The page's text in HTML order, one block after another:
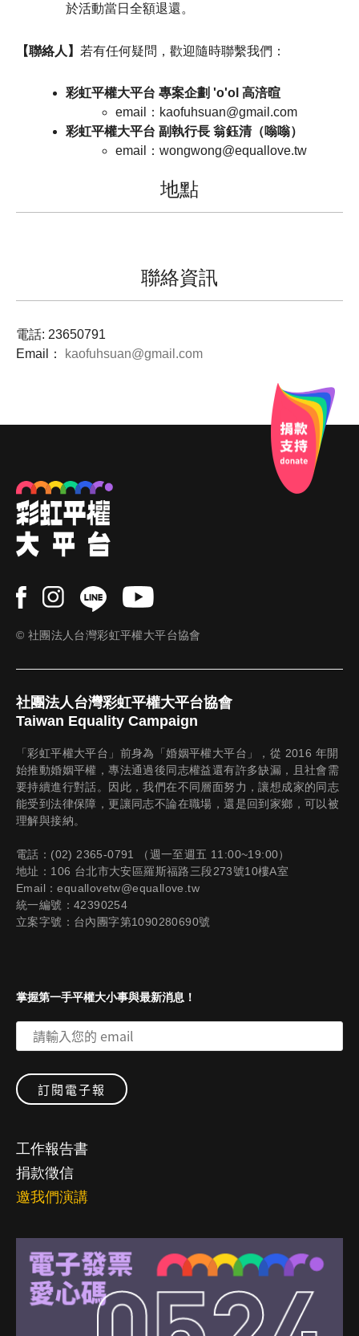
於活動當日全額退還。
【聯絡人】 若有任何疑問，歡迎隨時聯繫我們：
彩虹平權大平台 專案企劃 'o'ol 高涪暄
email：kaofuhsuan@gmail.com
彩虹平權大平台 副執行長 翁鈺清（嗡嗡）
email：wongwong@equallove.tw
地點
聯絡資訊
電話: 23650791
Email：
kaofuhsuan@gmail.com
© 社團法人台灣彩虹平權大平台協會
社團法人台灣彩虹平權大平台協會
Taiwan Equality Campaign
「彩虹平權大平台」前身為「婚姻平權大平台」，從 2016 年開
始推動婚姻平權，專法通過後同志權益還有許多缺漏，且社會需
要持續進行對話。因此，我們在不同層面努力，讓想成家的同志
能受到法律保障，更讓同志不論在職場，還是回到家鄉，可以被
理解與接納。
電話：(02) 2365-0791 （週一至週五 11:00~19:00）
地址：106 台北市大安區羅斯福路三段273號10樓A室
Email：equallovetw@equallove.tw
統一編號：42390254
立案字號：台內團字第1090280690號
掌握第一手平權大小事與最新消息！
工作報告書
捐款徵信
邀我們演講